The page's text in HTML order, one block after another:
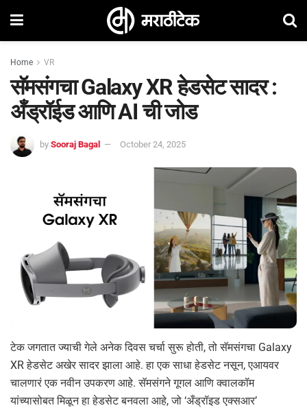
Home VR
सॅमसंगचा Galaxy XR हेडसेट सादर :
अँड्रॉईड आणि AI ची जोड
by Sooraj Bagal October 24, 2025
टेक जगतात ज्याची गेले अनेक दिवस चर्चा सुरू होती, तो सॅमसंगचा Galaxy
XR हेडसेट अखेर सादर झाला आहे. हा एक साधा हेडसेट नसून, एआयवर
चालणारं एक नवीन उपकरण आहे. सॅमसंगने गूगल आणि क्वालकॉम
यांच्यासोबत मिळून हा हेडसेट बनवला आहे, जो ‘अँड्रॉइड एक्सआर’